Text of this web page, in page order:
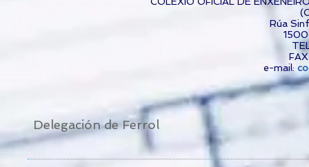
Rúa
e-mail:
Delegación de Ferrol